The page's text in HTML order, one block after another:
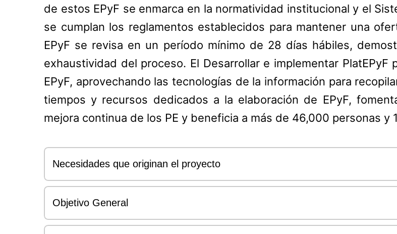
de estos EPyF se enmarca en la normatividad institucional y el
se cumplan los reglamentos establecidos para mantener una
EPyF se revisa en un período mínimo de 28 días hábiles,
exhaustividad del proceso. El Desarrollar e implementar
EPyF, aprovechando las tecnologías de la información para
tiempos y recursos dedicados a la elaboración de EPyF,
mejora continua de los PE y beneficia a más de 46,000 personas y
Necesidades que originan el proyecto
Objetivo General